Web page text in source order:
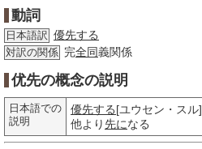
動詞
日本語訳 優先する
対訳の関係 完全同義関係
优先の概念の説明
日本語での
説明
優先する[ユウセン・スル]
他より先になる